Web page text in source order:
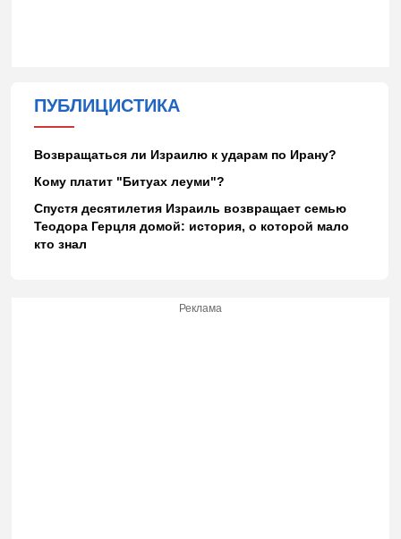
ПУБЛИЦИСТИКА
Возвращаться ли Израилю к ударам по Ирану?
Кому платит "Битуах леуми"?
Спустя десятилетия Израиль возвращает семью
Теодора Герцля домой: история, о которой мало
кто знал
Реклама